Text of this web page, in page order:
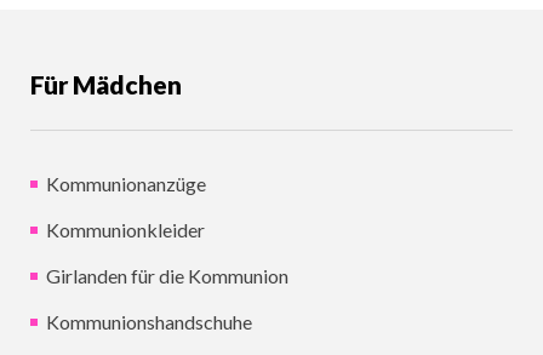
Für Mädchen
Kommunionanzüge
Kommunionkleider
Girlanden für die Kommunion
Kommunionshandschuhe